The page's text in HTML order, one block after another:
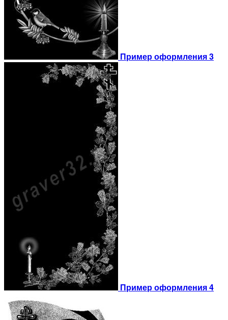
Пример оформления 3
Пример оформления 4